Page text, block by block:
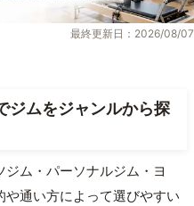
最終更新日：2026/08/07
ジムをジャンルから探
ム・パーソナルジム・ヨ
通い方によって選びやすい